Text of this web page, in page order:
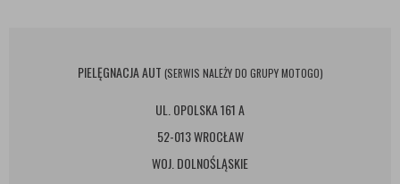
PIELĘGNACJA AUT (SERWIS NALEŻY DO GRUPY MOTOGO)
UL. OPOLSKA 161 A
52-013 WROCŁAW
WOJ. DOLNOŚLĄSKIE